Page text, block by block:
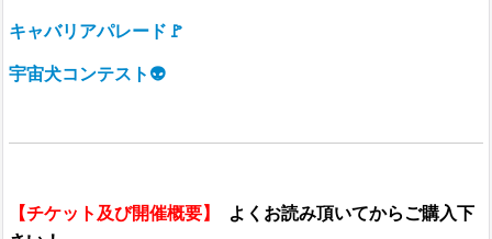
キャバリアパレード🚩
宇宙犬コンテスト👽
【チケット及び開催概要】
よくお読み頂いてからご購入下